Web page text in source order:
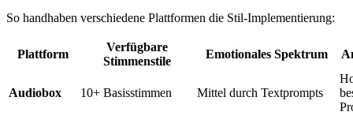
So handhaben verschiedene Plattformen die Stil-Implementierung:
Plattform
Verfügbare
Stimmenstile
Emotionales Spektrum
Audiobox 10+ Basisstimmen Mittel durch Textprompts